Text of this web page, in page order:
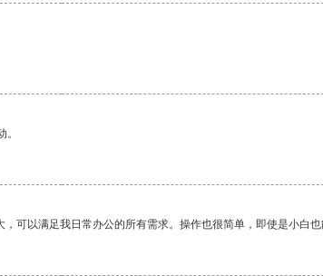
可以满足我日常办公的所有需求。操作也很简单，即使是小白也